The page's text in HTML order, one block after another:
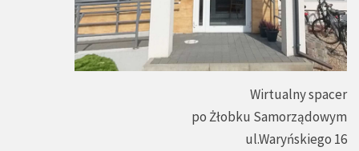
Wirtualny spacer
po Żłobku Samorządowym
ul.Waryńskiego 16